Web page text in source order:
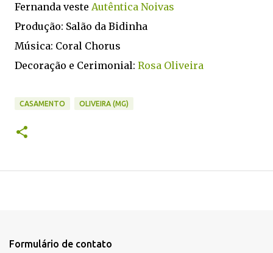
Fernanda veste Autêntica Noivas
Produção: Salão da Bidinha
Música: Coral Chorus
Decoração e Cerimonial: Rosa Oliveira
CASAMENTO OLIVEIRA (MG)
Formulário de contato